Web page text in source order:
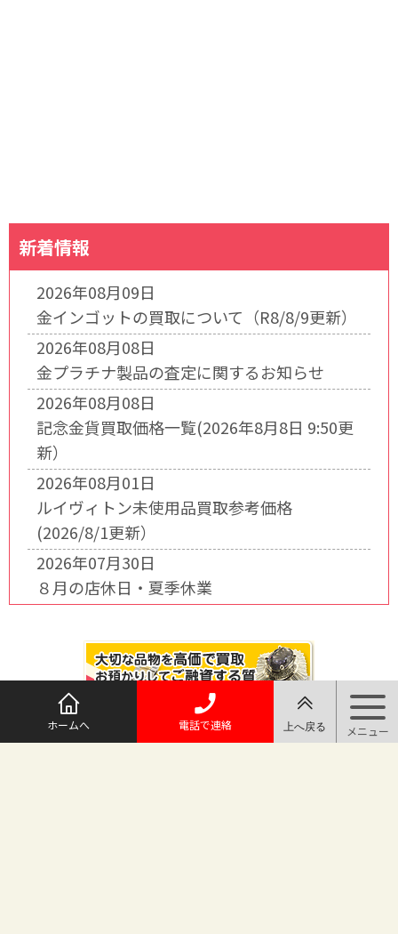
新着情報
2026年08月09日
金インゴットの買取について（R8/8/9更新）
2026年08月08日
金プラチナ製品の査定に関するお知らせ
2026年08月08日
記念金貨買取価格一覧(2026年8月8日 9:50更
新）
2026年08月01日
ルイヴィトン未使用品買取参考価格
(2026/8/1更新）
2026年07月30日
８月の店休日・夏季休業
ホームへ 電話で連絡